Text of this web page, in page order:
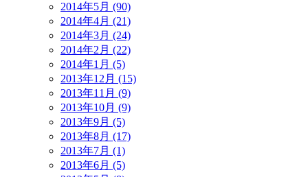
2014年5月 (90)
2014年4月 (21)
2014年3月 (24)
2014年2月 (22)
2014年1月 (5)
2013年12月 (15)
2013年11月 (9)
2013年10月 (9)
2013年9月 (5)
2013年8月 (17)
2013年7月 (1)
2013年6月 (5)